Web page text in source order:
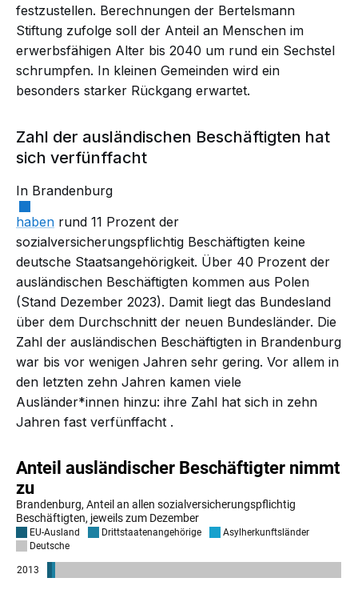
festzustellen. Berechnungen der Bertelsmann
Stiftung zufolge soll der Anteil an Menschen im
erwerbsfähigen Alter bis 2040 um rund ein Sechstel
schrumpfen. In kleinen Gemeinden wird ein
besonders starker Rückgang erwartet.
Zahl der ausländischen Beschäftigten hat
sich verfünffacht
In Brandenburg
haben rund 11 Prozent der
sozialversicherungspflichtig Beschäftigten keine
deutsche Staatsangehörigkeit. Über 40 Prozent der
ausländischen Beschäftigten kommen aus Polen
(Stand Dezember 2023). Damit liegt das Bundesland
über dem Durchschnitt der neuen Bundesländer. Die
Zahl der ausländischen Beschäftigten in Brandenburg
war bis vor wenigen Jahren sehr gering. Vor allem in
den letzten zehn Jahren kamen viele
Ausländer*innen hinzu: ihre Zahl hat sich in zehn
Jahren fast verfünffacht .